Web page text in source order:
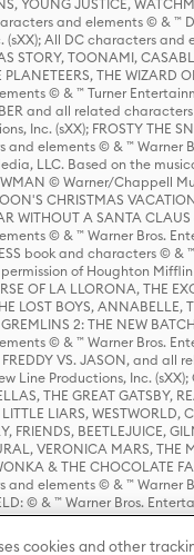
YOUNG JUSTICE,
and elements © & ™
(sXX); All DC characters and
STORY, TOONAMI,
PLANETEERS, THE WIZARD
© & ™ Turner
and all related
Inc. (sXX); FROSTY THE
and elements © & ™ Warner
LLC. Based on the
© Warner/Chappell
CHRISTMAS
WITHOUT A SANTA
© & ™ Warner Bros.
book and characters © &
of Houghton
OF LA LLORONA, THE
LOST BOYS, ANNABELLE,
2: THE NEW
© & ™ Warner Bros.
FREDDY VS. JASON, and
Line Productions, Inc. (sXX);
THE GREAT GATSBY,
LIARS, WESTWORLD,
FRIENDS, BEETLEJUICE,
VERONICA MARS, THE
& THE CHOCOLATE
and elements © & ™ Warner
© & ™ Warner Bros.
GAME OF
© & ™ Home Box Office,
cookies and other